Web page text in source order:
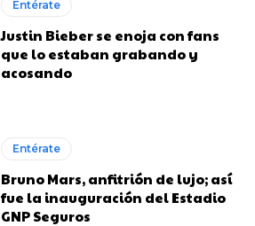
Entérate
Justin Bieber se enoja con fans
que lo estaban grabando y
acosando
Entérate
Bruno Mars, anfitrión de lujo; así
fue la inauguración del Estadio
GNP Seguros